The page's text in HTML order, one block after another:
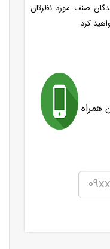
صنف مورد نظرتان
کرد .
همراه